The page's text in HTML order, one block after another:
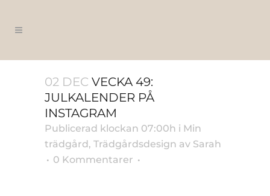
02 DEC VECKA 49:
JULKALENDER PÅ
INSTAGRAM
Publicerad klockan 07:00h i Min
trädgård, Trädgårdsdesign av Sarah
0 Kommentarer